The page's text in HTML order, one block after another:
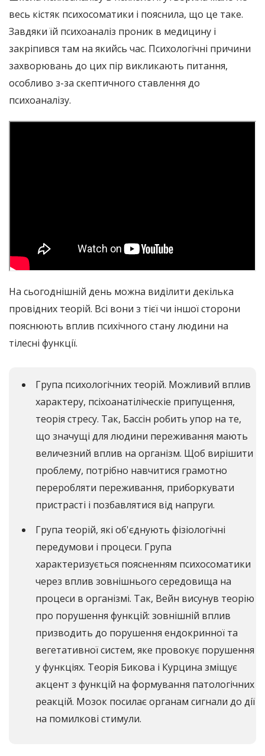
весь кістяк психосоматики і пояснила, що це таке.
Завдяки їй психоаналіз проник в медицину і
закріпився там на якийсь час. Психологічні причини
захворювань до цих пір викликають питання,
особливо з-за скептичного ставлення до
психоаналізу.
На сьогоднішній день можна виділити декілька
провідних теорій. Всі вони з тієї чи іншої сторони
пояснюють вплив психічного стану людини на
тілесні функції.
Група психологічних теорій. Можливий вплив
характеру, псіхоанатіліческіе припущення,
теорія стресу. Так, Бассін робить упор на те,
що значущі для людини переживання мають
величезний вплив на організм. Щоб вирішити
проблему, потрібно навчитися грамотно
переробляти переживання, приборкувати
пристрасті і позбавлятися від напруги.
Група теорій, які об'єднують фізіологічні
передумови і процеси. Група
характеризується поясненням психосоматики
через вплив зовнішнього середовища на
процеси в організмі. Так, Вейн висунув теорію
про порушення функцій: зовнішній вплив
призводить до порушення ендокринної та
вегетативної систем, яке провокує порушення
у функціях. Теорія Бикова і Курцина зміщує
акцент з функцій на формування патологічних
реакцій. Мозок посилає органам сигнали до дії
на помилкові стимули.